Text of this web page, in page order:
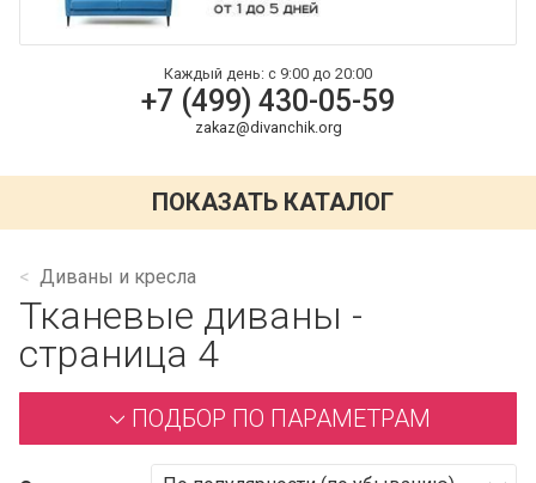
Каждый день: с 9:00 до 20:00
+7 (499) 430-05-59
zakaz@divanchik.org
ПОКАЗАТЬ КАТАЛОГ
Диваны и кресла
Тканевые диваны -
страница 4
ПОДБОР ПО ПАРАМЕТРАМ